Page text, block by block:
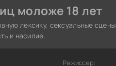
моложе 18 лет
лексику, сексуальные сцены
и насилие.
Режиссер: